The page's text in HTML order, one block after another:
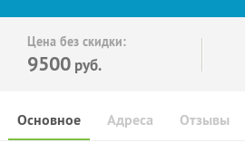
Цена без скидки:
9500 руб.
Основное Отзывы
Адреса